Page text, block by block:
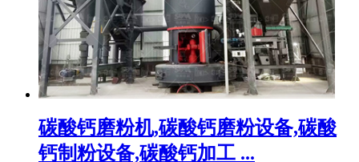
碳酸钙磨粉机,碳酸钙磨粉设备,碳酸
钙制粉设备,碳酸钙加工 ...